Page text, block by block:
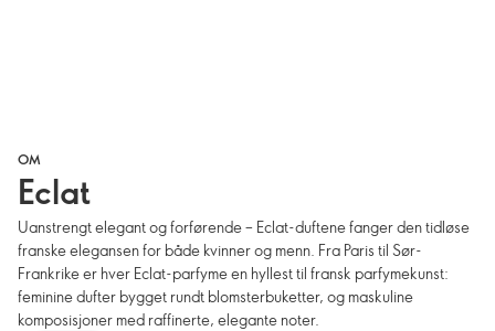
OM
Eclat
Uanstrengt elegant og forførende – Eclat-duftene fanger den tidløse
franske elegansen for både kvinner og menn. Fra Paris til Sør-
Frankrike er hver Eclat-parfyme en hyllest til fransk parfymekunst:
feminine dufter bygget rundt blomsterbuketter, og maskuline
komposisjoner med raffinerte, elegante noter.